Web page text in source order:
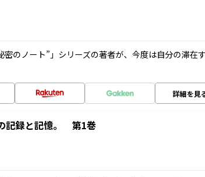
のノート”」シリーズの著者が、今度は自分の滞在
詳細を見
記録と記憶。 第1巻